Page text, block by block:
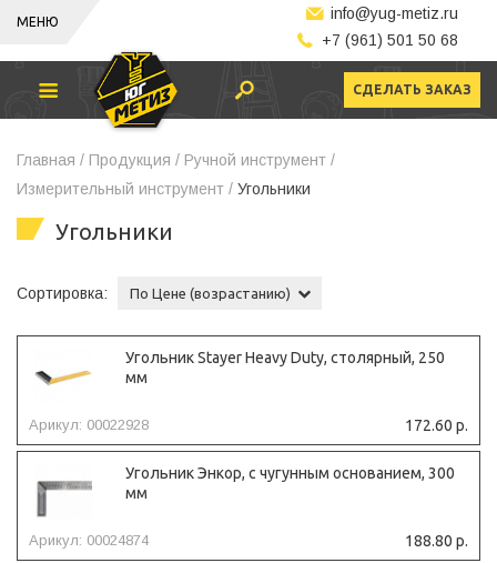
МЕНЮ
info@yug-metiz.ru
+7 (961) 501 50 68
СДЕЛАТЬ ЗАКАЗ
Главная / Продукция / Ручной инструмент /
Измерительный инструмент / Угольники
Угольники
Сортировка: По Цене (возрастанию)
Угольник Stayer Heavy Duty, столярный, 250
мм
Арикул: 00022928 172.60 р.
Угольник Энкор, с чугунным основанием, 300
мм
Арикул: 00024874 188.80 р.